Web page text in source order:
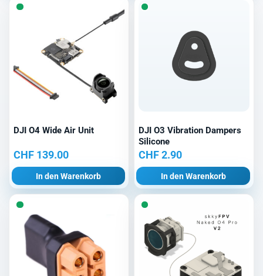
DJI O4 Wide Air Unit
CHF 139.00
In den Warenkorb
DJI O3 Vibration Dampers
Silicone
CHF2.90
In den Warenkorb